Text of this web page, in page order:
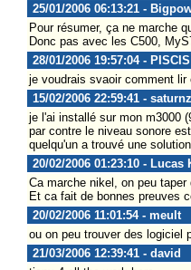
25/01/2006 06:13:21 -
Pour résumer, ça ne marche
Donc pas avec les C500,
28/01/2006 19:57:04 - PISCIS
je voudrais svaoir comment
15/02/2006 22:59:41 - saturnz
je l'ai installé sur mon m3000
par contre le niveau sonore
quelqu'un a trouvé une
20/02/2006 01:23:10 - Lucas
Ca marche nikel, on peu
Et ca fait de bonnes preuves
20/02/2006 11:01:54 - meult
ou on peu trouver des logiciel
21/03/2006 12:39:41 - david